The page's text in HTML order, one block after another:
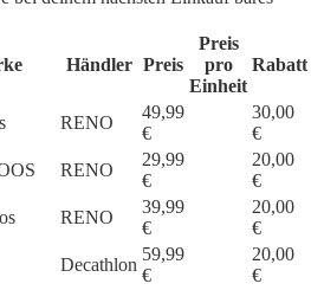
Händler Preis
Preis
pro
Einheit
Rabatt
RENO
49,99
€
30,00
€
RENO
29,99
€
20,00
€
RENO
39,99
€
20,00
€
Decathlon
59,99
€
20,00
€